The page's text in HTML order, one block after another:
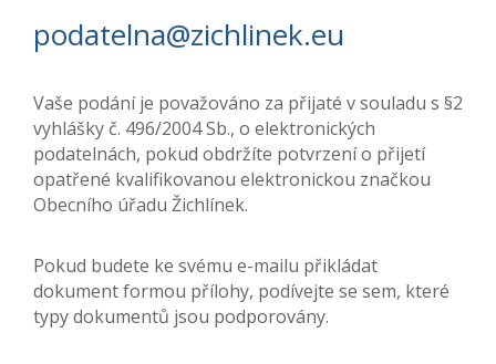
podatelna@zichlinek.eu
Vaše podání je považováno za přijaté v souladu s §2
vyhlášky č. 496/2004 Sb., o elektronických
podatelnách, pokud obdržíte potvrzení o přijetí
opatřené kvalifikovanou elektronickou značkou
Obecního úřadu Žichlínek.
Pokud budete ke svému e-mailu přikládat
dokument formou přílohy, podívejte se sem, které
typy dokumentů jsou podporovány.